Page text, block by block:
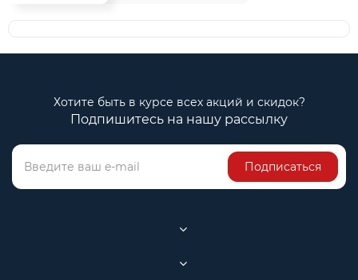
Хотите быть в курсе всех акций и скидок?
Подпишитесь на нашу рассылку
Подписаться